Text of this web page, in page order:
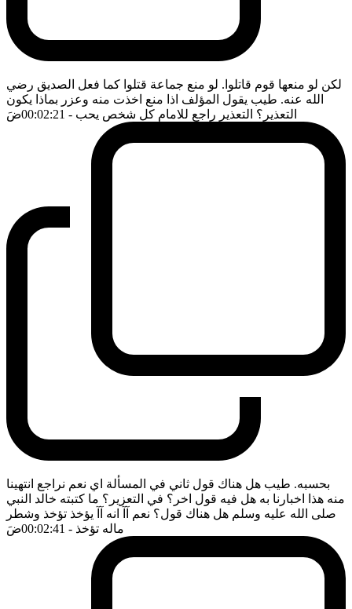
لكن لو منعها قوم قاتلوا. لو منع جماعة قتلوا كما فعل الصديق رضي
الله عنه. طيب يقول المؤلف اذا منع اخذت منه وعزر بماذا يكون
التعذير؟ التعذير راجع للامام كل شخص يحب - 00:02:21 ضَ
بحسبه. طيب هل هناك قول ثاني في المسألة اي نعم نراجع انتهينا
منه هذا اخبارنا به هل فيه قول اخر؟ في التعزير؟ ما كتبته خالد النبي
صلى الله عليه وسلم هل هناك قول؟ نعم آآ انه آآ يؤخذ تؤخذ وشطر
ماله تؤخذ - 00:02:41 ضَ